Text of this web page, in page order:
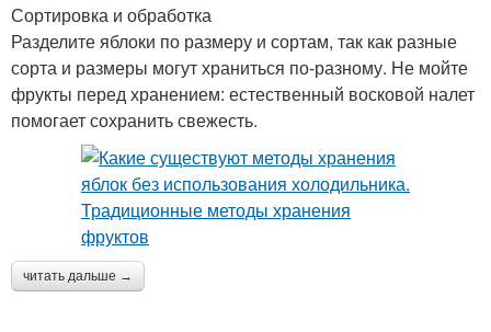
Сортировка и обработка
Разделите яблоки по размеру и сортам, так как разные
сорта и размеры могут храниться по-разному. Не мойте
фрукты перед хранением: естественный восковой налет
помогает сохранить свежесть.
читать дальше →